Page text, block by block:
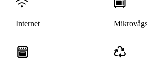
Internet